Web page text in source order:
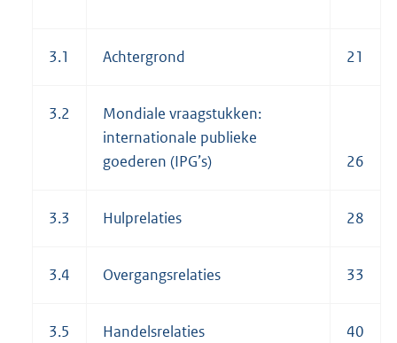
3.1 Achtergrond 21
3.2
Mondiale vraagstukken:
internationale publieke
goederen (IPG’s)
26
3.3 Hulprelaties 28
3.4 Overgangsrelaties 33
3.5 Handelsrelaties 40